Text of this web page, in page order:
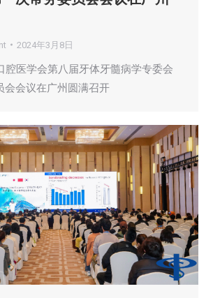
2024年3月8日
腔医学会第八届牙体牙髓病学专委会
会会议在广州圆满召开